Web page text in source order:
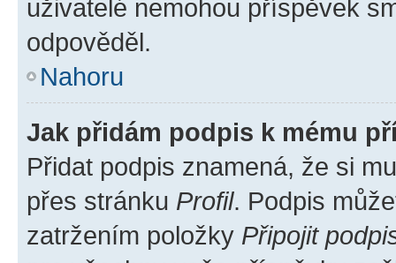
uživatelé nemohou příspěvek
odpověděl.
Nahoru
Jak přidám podpis k mému
Přidat podpis znamená, že si
přes stránku Profil. Podpis
zatržením položky Připojit